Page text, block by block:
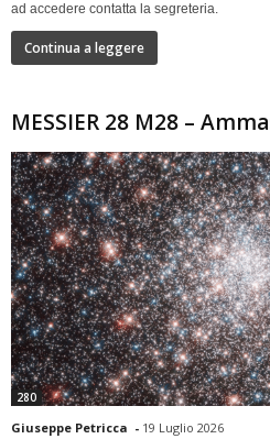
ad accedere contatta la segreteria.
Continua a leggere
MESSIER 28 M28 –
280
Giuseppe Petricca - 19 Luglio 2026